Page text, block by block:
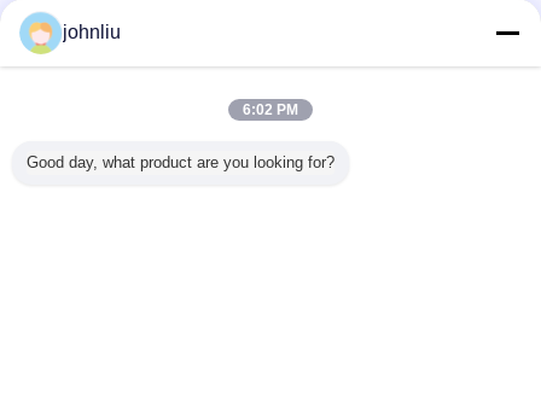
johnliu
전화 :
방수 편평한 문설주 문틀 손가락은 유형 쉬운 임명을 합동했습니다
형 증거 벽 조형은 실내 훈장 건축을 위해 표준 포장을 깝니다
johnliu
6:02 PM
Good day, what product are you looking for?